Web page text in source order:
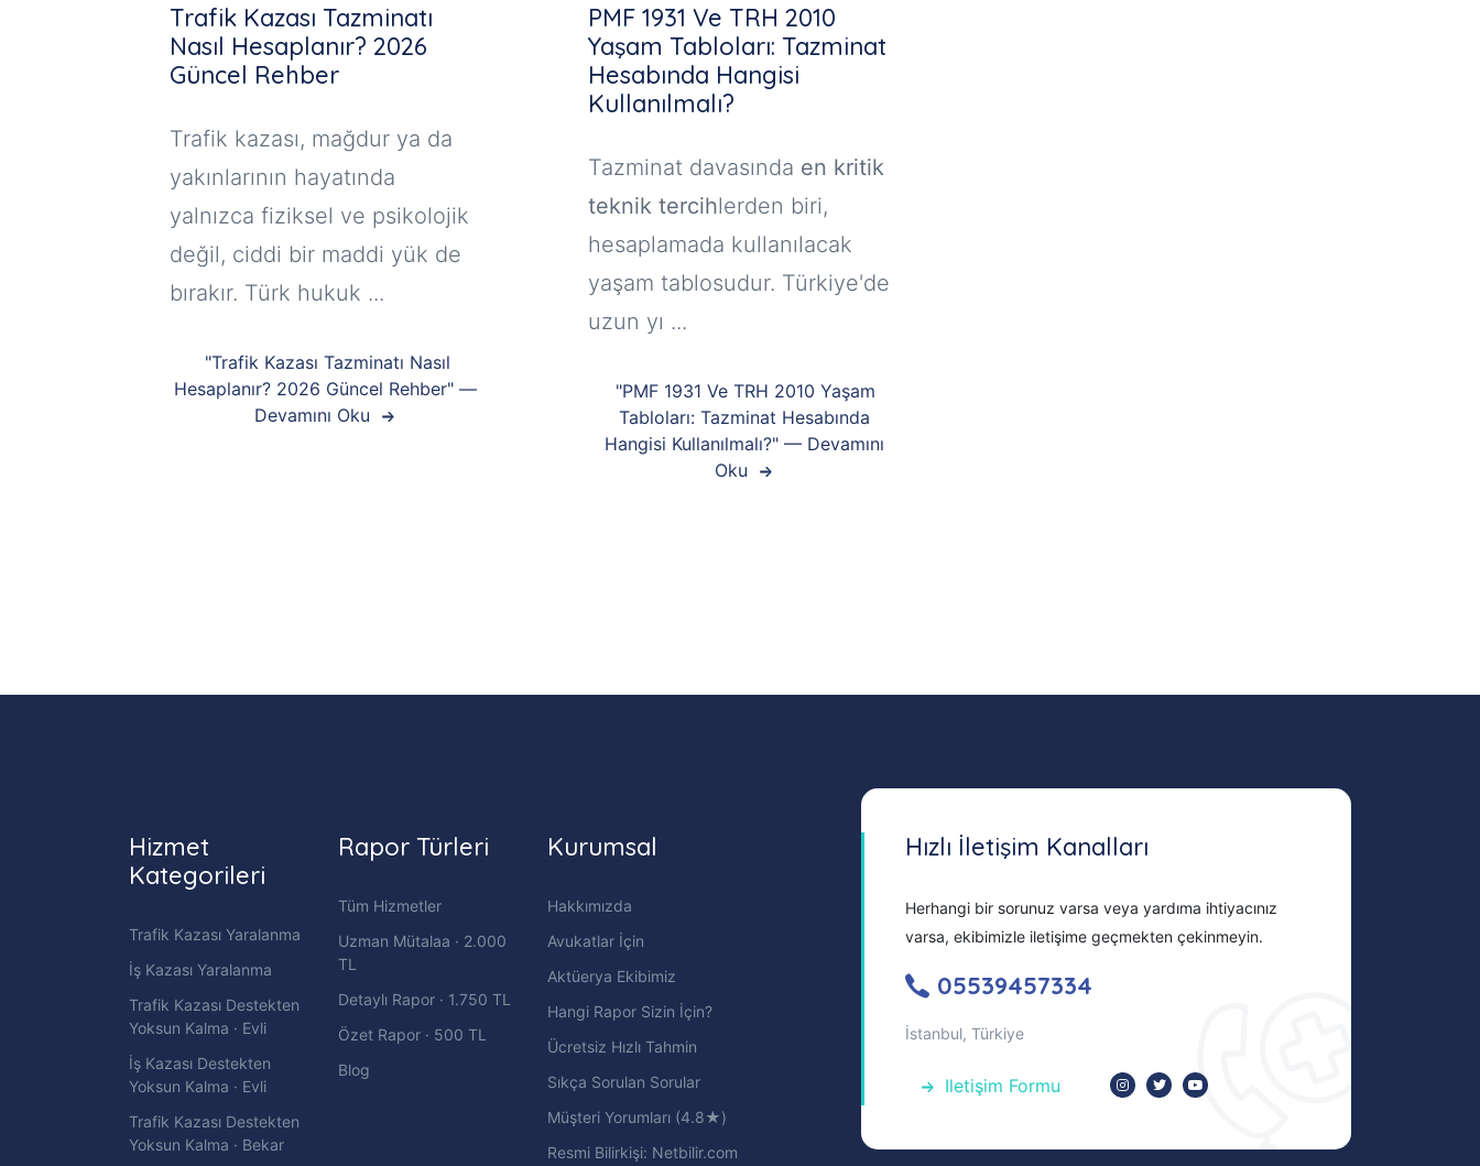
Trafik Kazası Tazminatı
Nasıl Hesaplanır? 2026
Güncel Rehber
Trafik kazası, mağdur ya da
yakınlarının hayatında
yalnızca fiziksel ve psikolojik
değil, ciddi bir maddi yük de
bırakır. Türk hukuk ...
"Trafik Kazası Tazminatı Nasıl
Hesaplanır? 2026 Güncel Rehber" —
Devamını Oku
PMF 1931 Ve TRH 2010
Yaşam Tabloları: Tazminat
Hesabında Hangisi
Kullanılmalı?
Tazminat davasında en kritik
teknik tercihlerden biri,
hesaplamada kullanılacak
yaşam tablosudur. Türkiye'de
uzun yı ...
"PMF 1931 Ve TRH 2010 Yaşam
Tabloları: Tazminat Hesabında
Hangisi Kullanılmalı?" — Devamını
Oku
Hizmet
Kategorileri
Trafik Kazası Yaralanma
İş Kazası Yaralanma
Trafik Kazası Destekten
Yoksun Kalma · Evli
İş Kazası Destekten
Yoksun Kalma · Evli
Trafik Kazası Destekten
Yoksun Kalma · Bekar
Rapor Türleri
Tüm Hizmetler
Uzman Mütalaa · 2.000
TL
Detaylı Rapor · 1.750 TL
Özet Rapor · 500 TL
Blog
Kurumsal
Hakkımızda
Avukatlar İçin
Aktüerya Ekibimiz
Hangi Rapor Sizin İçin?
Ücretsiz Hızlı Tahmin
Sıkça Sorulan Sorular
Müşteri Yorumları (4.8★)
Resmi Bilirkişi: Netbilir.com
Hızlı İletişim Kanalları
Herhangi bir sorunuz varsa veya yardıma ihtiyacınız
varsa, ekibimizle iletişime geçmekten çekinmeyin.
05539457334
İstanbul, Türkiye
Iletişim Formu